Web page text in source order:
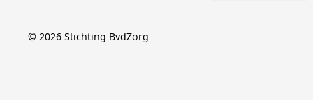
© 2026 Stichting BvdZorg